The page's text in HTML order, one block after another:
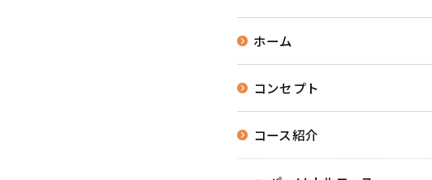
ホーム
コンセプト
コース紹介